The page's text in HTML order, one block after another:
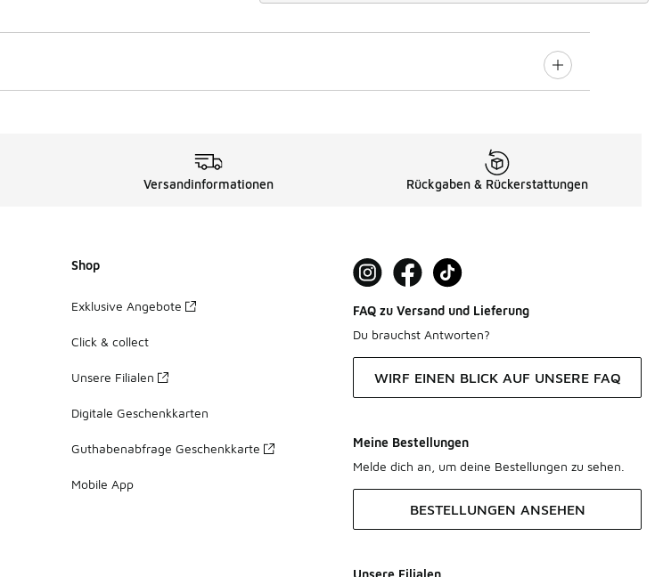
Versandinformationen Rückgaben & Rückerstattungen
Shop
Exklusive Angebote
Click & collect
Unsere Filialen
Digitale Geschenkkarten
Guthabenabfrage Geschenkkarte
Mobile App
FAQ zu Versand und Lieferung
Du brauchst Antworten?
WIRF EINEN BLICK AUF UNSERE FAQ
Meine Bestellungen
Melde dich an, um deine Bestellungen zu sehen.
BESTELLUNGEN ANSEHEN
Unsere Filialen